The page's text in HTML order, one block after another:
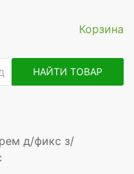
Корзина
НАЙТИ ТОВАР
д/фикс з/